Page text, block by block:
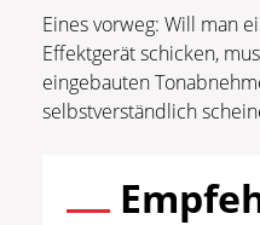
Eines vorweg: Will man
Effektgerät schicken,
eingebauten
selbstverständlich